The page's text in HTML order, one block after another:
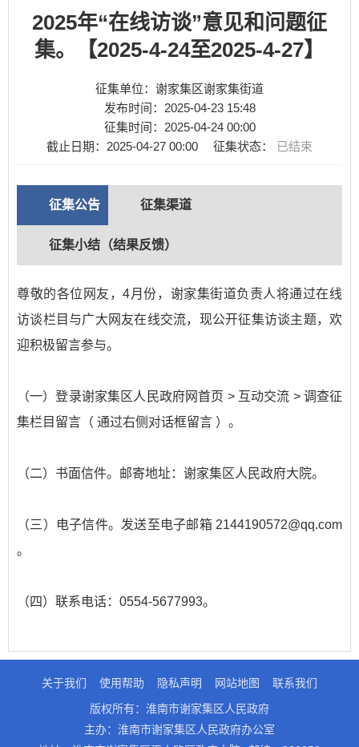
2025年“在线访谈”意见和问题征
集。【2025-4-24至2025-4-27】
征集单位：谢家集区谢家集街道
发布时间： 2025-04-23 15:48
征集时间： 2025-04-24 00:00
截止日期： 2025-04-27 00:00 征集状态： 已结束
征集公告 征集渠道
征集小结（结果反馈）
尊敬的各位网友，4月份，谢家集街道负责人将通过在线
访谈栏目与广大网友在线交流，现公开征集访谈主题，欢
迎积极留言参与。
（一）登录谢家集区人民政府网首页 > 互动交流 > 调查征
集栏目留言（ 通过右侧对话框留言 ）。
（二）书面信件。邮寄地址：谢家集区人民政府大院。
（三）电子信件。发送至电子邮箱 2144190572@qq.com
。
（四）联系电话：0554-5677993。
关于我们 使用帮助 隐私声明 网站地图
联系我们
版权所有：淮南市谢家集区人民政府
主办：淮南市谢家集区人民政府办公室